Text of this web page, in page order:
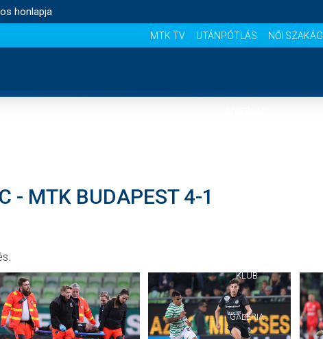
honlapja
MTK TV UTÁNPÓTLÁS NŐI SZAKÁG
KLUB
GALÉRIA
- MTK BUDAPEST 4-1